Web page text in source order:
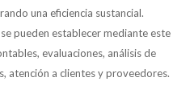
una eficiencia sustancial.
pueden establecer mediante este
evaluaciones, análisis de
atención a clientes y proveedores.